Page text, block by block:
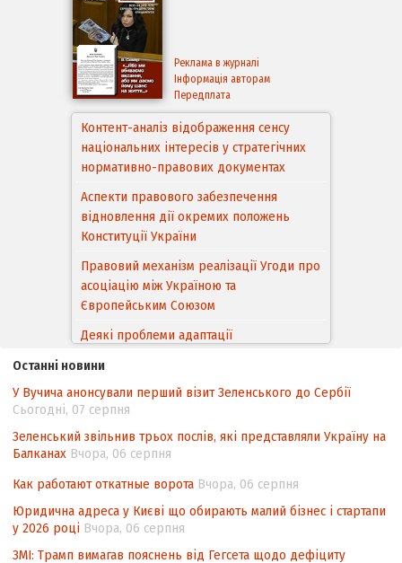
Реклама в журналі
Інформація авторам
Передплата
Контент-аналіз відображення сенсу
національних інтересів у стратегічних
нормативно-правових документах
Аспекти правового забезпечення
відновлення дії окремих положень
Конституції України
Правовий механізм реалізації Угоди про
асоціацію між Україною та
Європейським Cоюзом
Деякі проблеми адаптації
походження товарів відповідно до
Угоди про торговельні аспекти прав
інтелектуальної власності (TRIPS) у
контексті євроінтеграції
Аналіз виборчого законодавства щодо
невизначеності механізму повторного
підрахунку голосів виборців
Інформаційна безпека суспільства
Останні новини
У Вучича анонсували перший візит Зеленського до Сербії
Сьогодні, 07 серпня
Зеленський звільнив трьох послів, які представляли Україну на
Балканах Вчора, 06 серпня
Как работают откатные ворота Вчора, 06 серпня
Юридична адреса у Києві що обирають малий бізнес і стартапи
у 2026 році Вчора, 06 серпня
ЗМІ: Трамп вимагав пояснень від Гегсета щодо дефіциту